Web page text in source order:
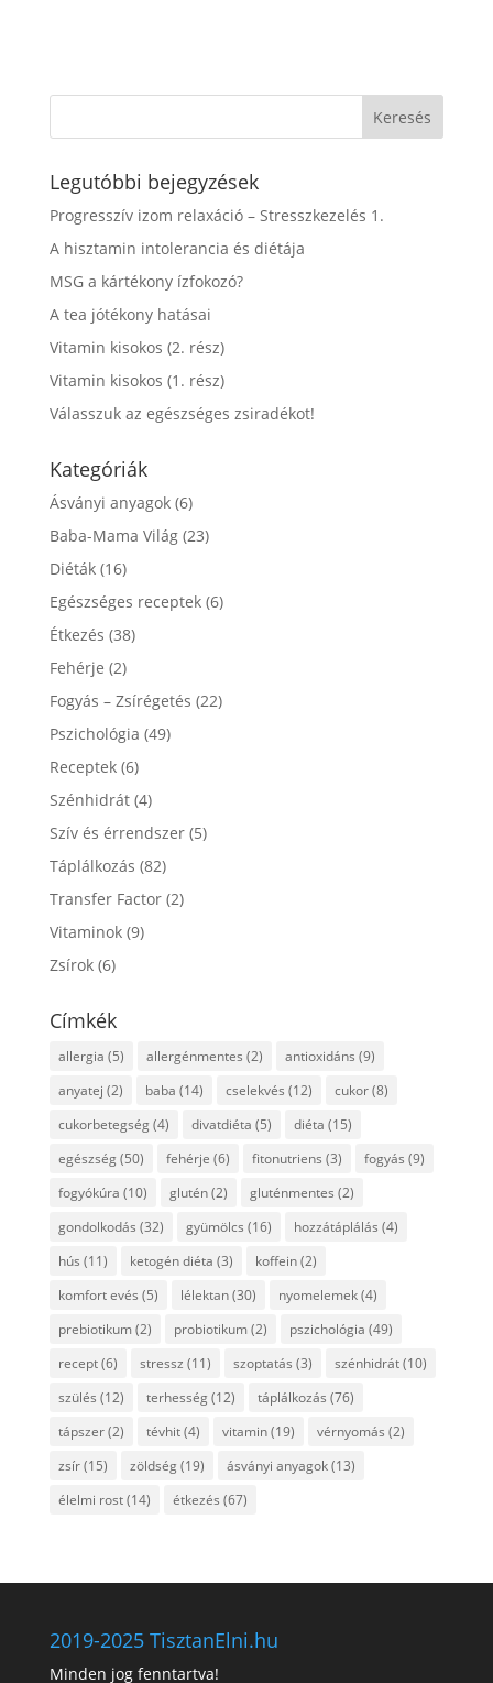
Legutóbbi bejegyzések
Progresszív izom relaxáció – Stresszkezelés 1.
A hisztamin intolerancia és diétája
MSG a kártékony ízfokozó?
A tea jótékony hatásai
Vitamin kisokos (2. rész)
Vitamin kisokos (1. rész)
Válasszuk az egészséges zsiradékot!
Kategóriák
Ásványi anyagok(6)
Baba-Mama Világ(23)
Diéták(16)
Egészséges receptek(6)
Étkezés (38)
Fehérje (2)
Fogyás – Zsírégetés (22)
Pszichológia (49)
Receptek(6)
Szénhidrát(4)
Szív és érrendszer(5)
Táplálkozás (82)
Transfer Factor(2)
Vitaminok(9)
Zsírok(6)
Címkék
allergia (5) allergénmentes (2) antioxidáns (9)
anyatej (2) baba (14) cselekvés (12) cukor(8)
cukorbetegség(4) divatdiéta (5) diéta (15)
egészség(50) fehérje (6) fitonutriens (3) fogyás (9)
fogyókúra (10) glutén(2) gluténmentes (2)
gondolkodás (32) gyümölcs (16) hozzátáplálás (4)
hús (11) ketogén diéta (3) koffein(2)
komfort evés (5) lélektan(30) nyomelemek(4)
prebiotikum(2) probiotikum(2) pszichológia (49)
recept(6) stressz (11) szoptatás (3) szénhidrát(10)
szülés (12) terhesség(12) táplálkozás (76)
tápszer(2) tévhit(4) vitamin(19) vérnyomás (2)
zsír(15) zöldség(19) ásványi anyagok(13)
élelmi rost(14) étkezés (67)
2019-2025 TisztanElni.hu
Minden jog fenntartva!